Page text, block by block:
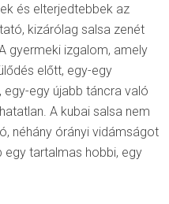
és elterjedtebbek az
kizárólag salsa zenét
gyermeki izgalom, amely
előtt, egy-egy
egy-egy újabb táncra való
A kubai salsa nem
néhány órányi vidámságot
tartalmas hobbi, egy